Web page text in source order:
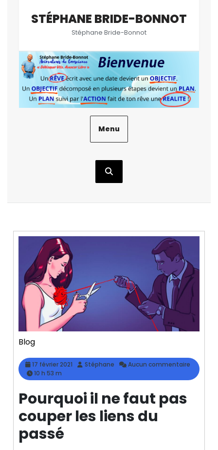
STÉPHANE BRIDE-BONNOT
Stéphane Bride-Bonnot
Menu
Blog
17 février 2021
17
2021
Stéphane Stéphane
Aucun commentaire
10 h 53 m
Pourquoi il ne faut pas
couper les liens du
passé